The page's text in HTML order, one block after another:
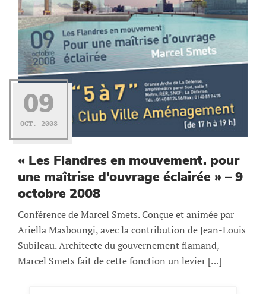
09
OCT. 2008
« Les Flandres en mouvement. pour
une maîtrise d’ouvrage éclairée » – 9
octobre 2008
Conférence de Marcel Smets. Conçue et animée par
Ariella Masboungi, avec la contribution de Jean-Louis
Subileau. Architecte du gouvernement flamand,
Marcel Smets fait de cette fonction un levier […]